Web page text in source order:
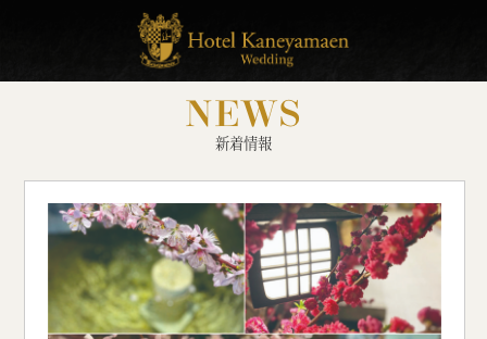
NEWS
新着情報